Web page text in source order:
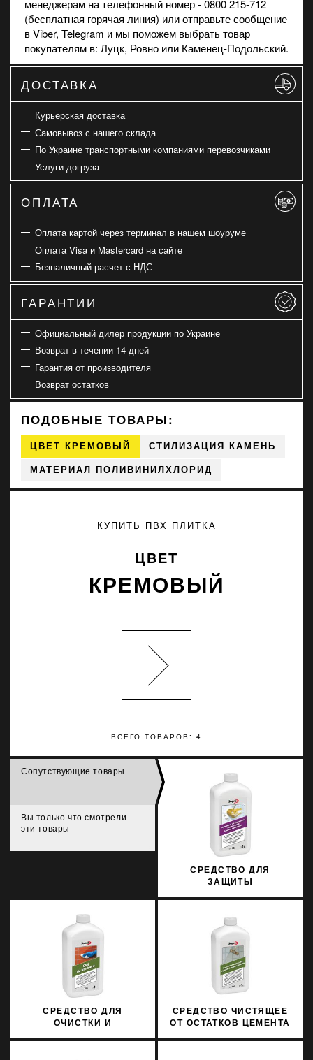
менеджерам на телефонный номер - 0800 215-712
(бесплатная горячая линия) или отправьте сообщение
вViber, Telegram и мы поможем выбрать товар
покупателям в: Луцк, Ровно или Каменец-Подольский.
ДОСТАВКА
Курьерская доставка
Самовывоз с нашего склада
По Украине транспортными компаниями перевозчиками
Услуги догруза
ОПЛАТА
Оплата картой через терминал в нашем шоуруме
Оплата Visa и Mastercard на сайте
Безналичный расчет с НДС
ГАРАНТИИ
Официальный дилер продукции по Украине
Возврат в течении 14 дней
Гарантия от производителя
Возврат остатков
ПОДОБНЫЕ ТОВАРЫ:
ЦВЕТ КРЕМОВЫЙ СТИЛИЗАЦИЯ КАМЕНЬ
МАТЕРИАЛ ПОЛИВИНИЛХЛОРИД
ВСЕГО ТОВАРОВ: 4
КУПИТЬ ПВХ ПЛИТКА
ЦВЕТ
КРЕМОВЫЙ
Сопутствующие товары
Вы только что смотрели
эти товары
СРЕДСТВО ДЛЯ
ЗАЩИТЫ
SOPRO MNW 706/1 1Л
СРЕДСТВО ДЛЯ
ОЧИСТКИ И
СРЕДСТВО ЧИСТЯЩЕЕ
ОТ ОСТАТКОВ ЦЕМЕНТА